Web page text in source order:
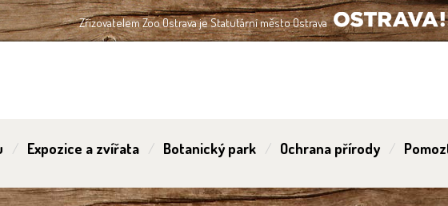
Zřizovatelem Zoo Ostrava je Statutární město Ostrava
OSTRAVA!!!
Expozice a zvířata Botanický park Ochrana přírody